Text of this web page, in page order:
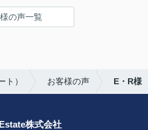
の声一覧
） お客様の声 E・R様
株式会社